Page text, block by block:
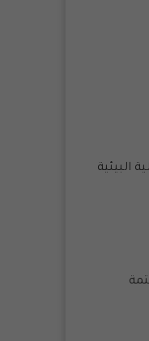
البيئية